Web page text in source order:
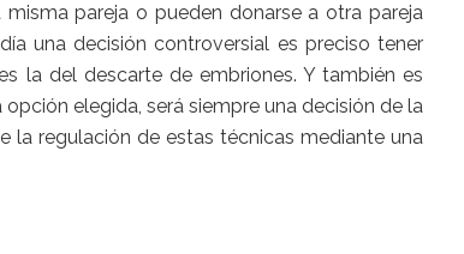
pareja o pueden donarse a otra pareja
una decisión controversial es preciso tener
la del descarte de embriones. Y también es
elegida, será siempre una decisión de la
la regulación de estas técnicas mediante una